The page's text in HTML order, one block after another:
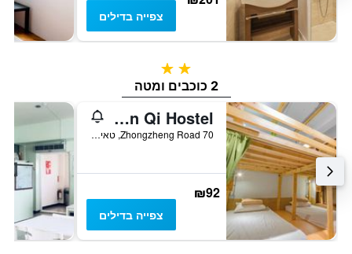
צפייה בדילים
2 כוכבים
2 כוכבים ומטה
Yuan Qi Hostel
70 Zhongzheng Road, טאינאן, טייוואן
₪92
צפייה בדילים